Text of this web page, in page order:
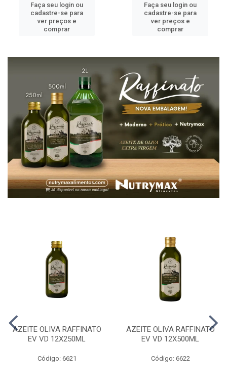
Faça seu login ou
cadastre-se para
ver preços e
comprar
Faça seu login ou
cadastre-se para
ver preços e
comprar
AZEITE OLIVA RAFFINATO
EV VD 12X250ML
Código: 6621
AZEITE OLIVA RAFFINATO
EV VD 12X500ML
Código: 6622